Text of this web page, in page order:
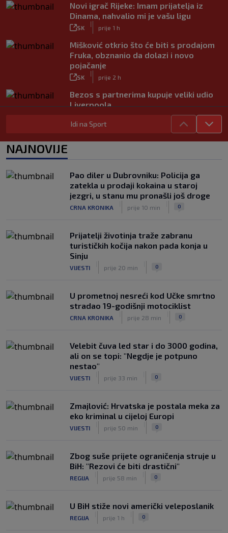
Novi igrač Rijeke: Imam prijatelja iz
Dinama, nahvalio mi je vašu ligu
SK
|
prije 1 h
Mišković otkrio što će biti s prodajom
Fruka, obznanio da dolazi i novo
pojačanje
SK
|
prije 2 h
Bezos s partnerima kupuje veliki udio
Liverpoola
Počelo Europsko prvenstvo u plivanju,
Hribar prva rezerva na 50m leptir
Pratite uz SK: Branitelj naslova u
Kanadi se osjeća sjajno, izborio je novo
četvrtfinale
SK
|
prije 4 h
Idi na Sport
NAJNOVIJE
Pao diler u Dubrovniku: Policija ga
zatekla u prodaji kokaina u staroj
jezgri, u stanu mu pronašli još droge
CRNA KRONIKA prije 10 min 0
Prijatelji životinja traže zabranu
turističkih kočija nakon pada konja u
Sinju
VIJESTI prije 20 min 0
U prometnoj nesreći kod Učke smrtno
stradao 19-godišnji motociklist
CRNA KRONIKA prije 28 min 0
Velebit čuva led star i do 3000 godina,
ali on se topi: "Negdje je potpuno
nestao"
VIJESTI prije 33 min 0
Zmajlović: Hrvatska je postala meka za
eko kriminal u cijeloj Europi
VIJESTI prije 50 min 0
Zbog suše prijete ograničenja struje u
BiH: "Rezovi će biti drastični"
REGIJA prije 58 min 0
U BiH stiže novi američki veleposlanik
REGIJA prije 1 h 0